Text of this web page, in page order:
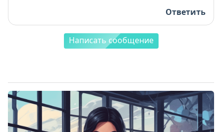
Ответить
Написать сообщение